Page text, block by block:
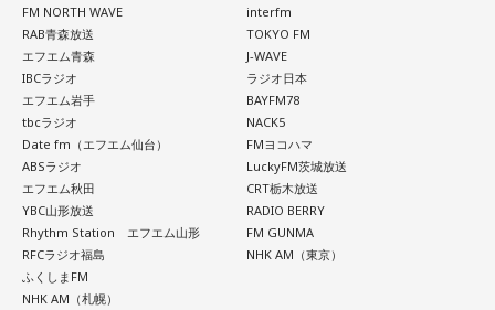
FM NORTH WAVE
RAB青森放送
エフエム青森
IBCラジオ
エフエム岩手
tbcラジオ
Date fm（エフエム仙台）
ABSラジオ
エフエム秋田
YBC山形放送
Rhythm Station エフエム山形
RFCラジオ福島
ふくしまFM
NHK AM（札幌）
interfm
TOKYO FM
J-WAVE
ラジオ日本
BAYFM78
NACK5
FMヨコハマ
LuckyFM茨城放送
CRT栃木放送
RADIO BERRY
FM GUNMA
NHK AM（東京）